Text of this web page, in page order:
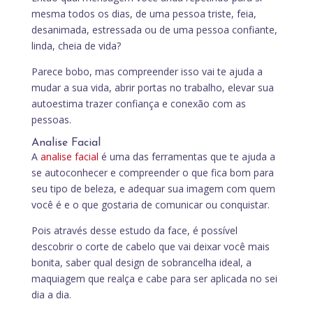
mesma todos os dias, de uma pessoa triste, feia,
desanimada, estressada ou de uma pessoa confiante,
linda, cheia de vida?
Parece bobo, mas compreender isso vai te ajuda a
mudar a sua vida, abrir portas no trabalho, elevar sua
autoestima trazer confiança e conexão com as
pessoas.
Analise Facial
A analise facial é uma das ferramentas que te ajuda a
se autoconhecer e compreender o que fica bom para
seu tipo de beleza, e adequar sua imagem com quem
você é e o que gostaria de comunicar ou conquistar.
Pois através desse estudo da face, é possível
descobrir o corte de cabelo que vai deixar você mais
bonita, saber qual design de sobrancelha ideal, a
maquiagem que realça e cabe para ser aplicada no sei
dia a dia.